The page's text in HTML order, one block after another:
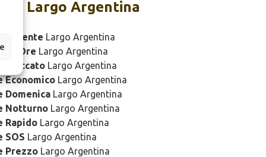
Largo Argentina
Urgente Largo Argentina
24 Ore Largo Argentina
BloccatoLargo Argentina
EconomicoLargo Argentina
DomenicaLargo Argentina
NotturnoLargo Argentina
RapidoLargo Argentina
SOS Largo Argentina
PrezzoLargo Argentina